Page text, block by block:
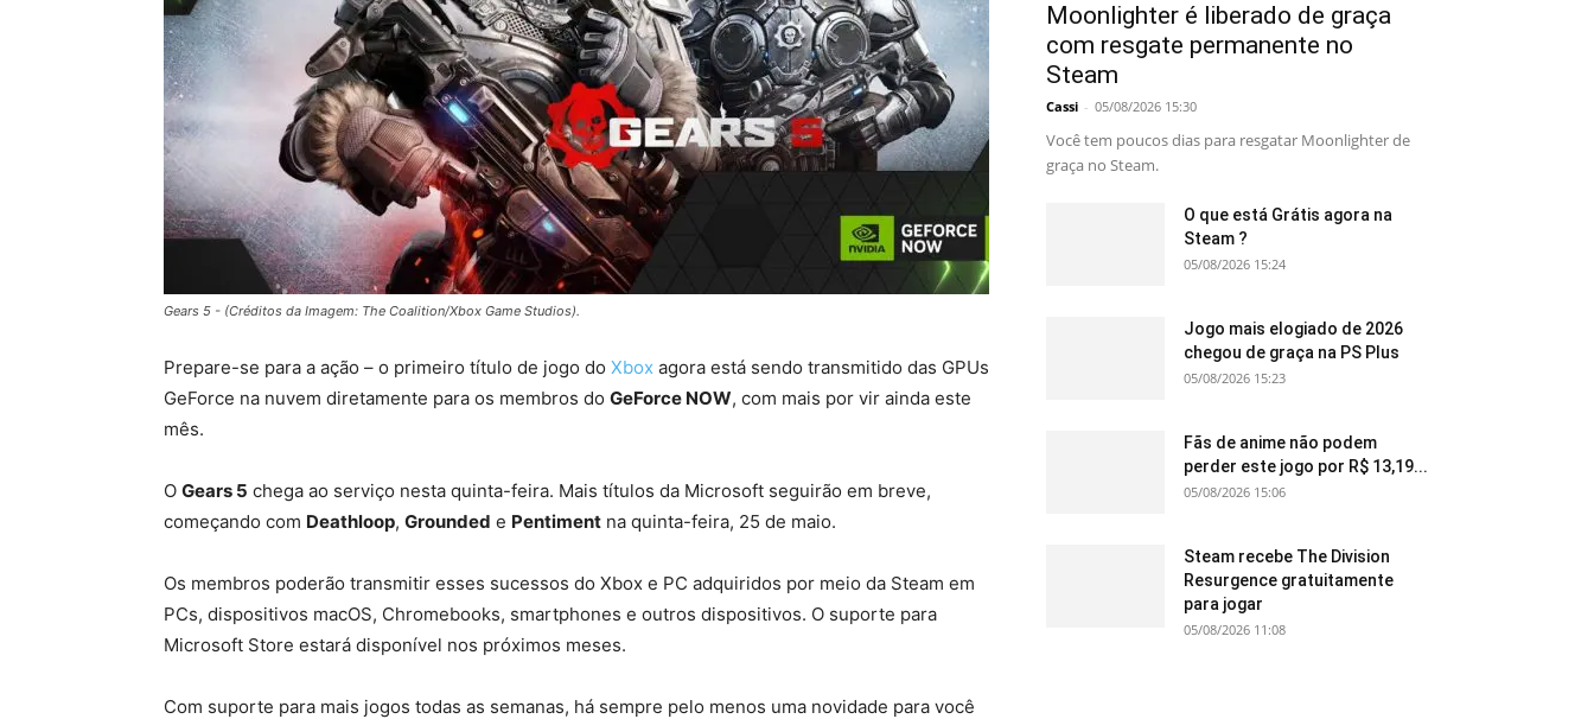
Gears 5 - (Créditos da Imagem: The Coalition/Xbox Game Studios).
Prepare-se para a ação – o primeiro título de jogo do Xbox agora está sendo transmitido das GPUs
GeForce na nuvem diretamente para os membros do GeForce NOW, com mais por vir ainda este
mês.
O Gears 5 chega ao serviço nesta quinta-feira. Mais títulos da Microsoft seguirão em breve,
começando com Deathloop, Grounded e Pentiment na quinta-feira, 25 de maio.
Os membros poderão transmitir esses sucessos do Xbox e PC adquiridos por meio da Steam em
PCs, dispositivos macOS, Chromebooks, smartphones e outros dispositivos. O suporte para
Microsoft Store estará disponível nos próximos meses.
Com suporte para mais jogos todas as semanas, há sempre pelo menos uma novidade para você
Moonlighter é liberado de graça
com resgate permanente no
Steam
Cassi - 05/08/2026 15:30
Você tem poucos dias para resgatar Moonlighter de
graça no Steam.
O que está Grátis agora na
Steam ?
05/08/2026 15:24
Jogo mais elogiado de 2026
chegou de graça na PS Plus
05/08/2026 15:23
Fãs de anime não podem
perder este jogo por R$ 13,19...
05/08/2026 15:06
Steam recebe The Division
Resurgence gratuitamente
para jogar
05/08/2026 11:08